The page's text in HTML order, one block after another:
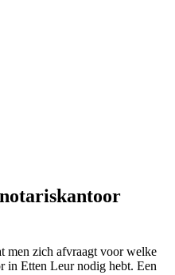
men zich afvraagt voor welke
in Etten Leur nodig hebt. Een